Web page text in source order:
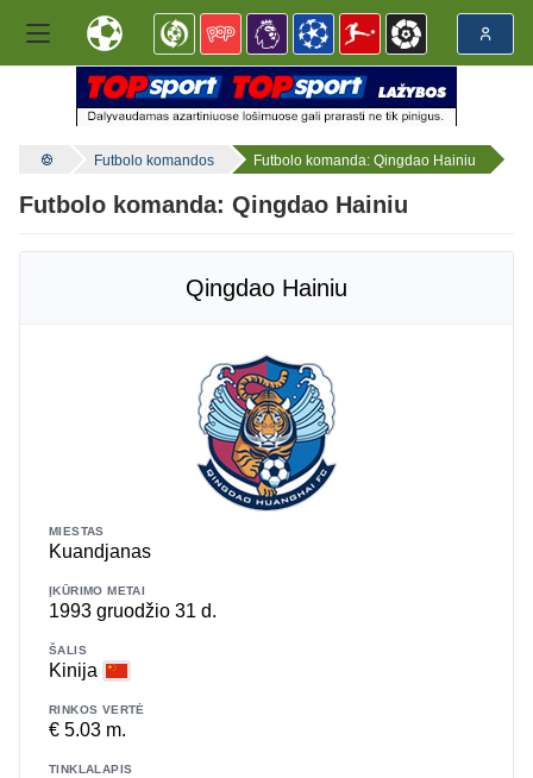
Futbolo komandos Futbolo komanda: Qingdao Hainiu
Futbolo komanda: Qingdao Hainiu
Qingdao Hainiu
MIESTAS
Kuandjanas
ĮKŪRIMO METAI
1993 gruodžio 31 d.
ŠALIS
Kinija
RINKOS VERTĖ
€ 5.03 m.
TINKLALAPIS